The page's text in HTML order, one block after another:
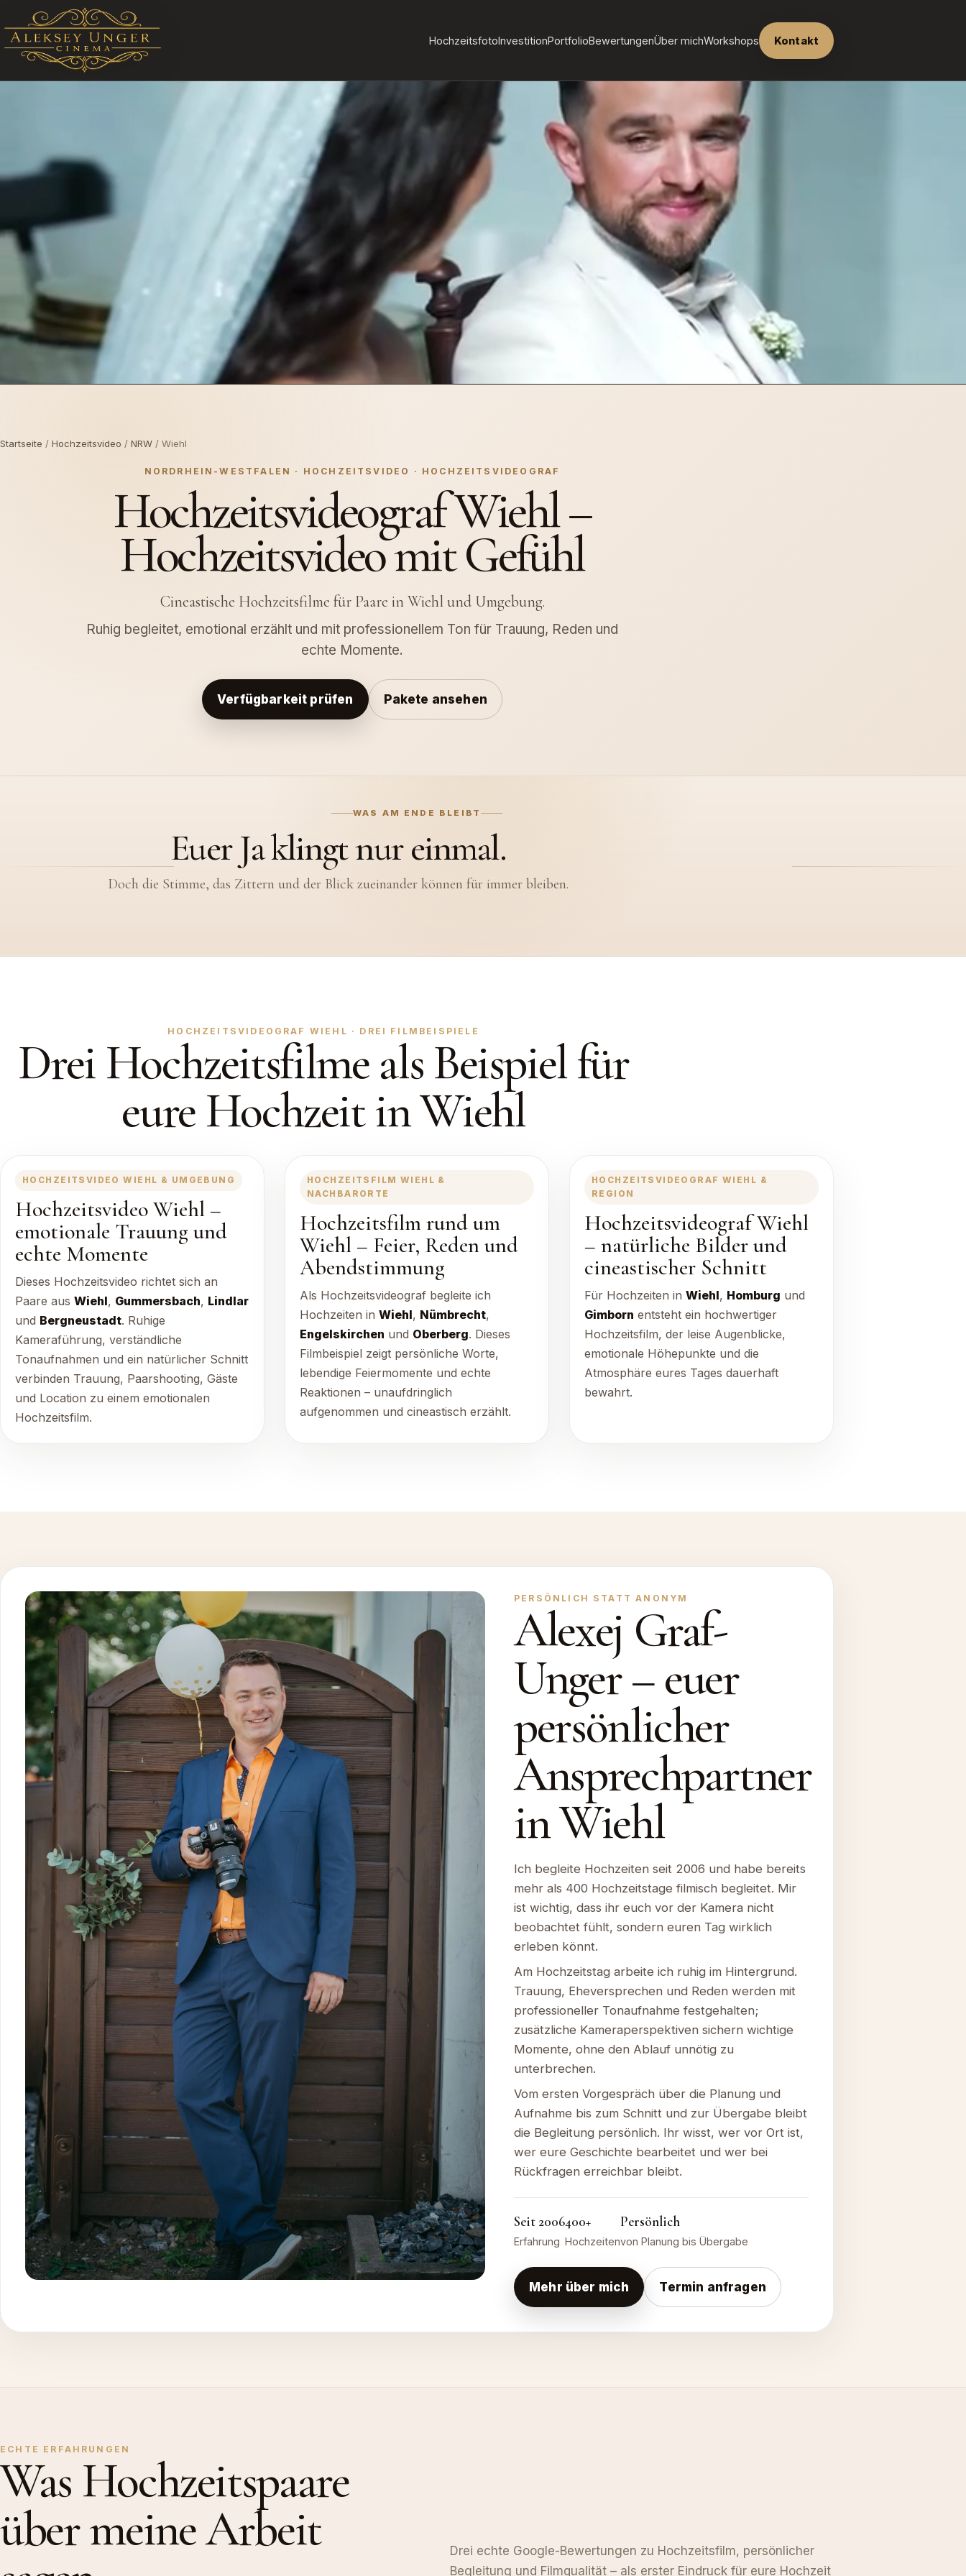
STARTSEITE ALEKSEY UNGER CINEMA HochzeitsfotoInvestitionPortfolioBewertungenÜber michWorkshops Kontakt
Startseite / Hochzeitsvideo / NRW / Wiehl
NORDRHEIN-WESTFALEN · HOCHZEITSVIDEO · HOCHZEITSVIDEOGRAF
Hochzeitsvideograf Wiehl –
Hochzeitsvideo mit Gefühl
Cineastische Hochzeitsfilme für Paare in Wiehl und Umgebung.
Ruhig begleitet, emotional erzählt und mit professionellem Ton für Trauung, Reden und
echte Momente.
Verfügbarkeit prüfen Pakete ansehen
WAS AM ENDE BLEIBT
Euer Ja klingt nur einmal.
Doch die Stimme, das Zittern und der Blick zueinander können für immer bleiben.
HOCHZEITSVIDEOGRAF WIEHL · DREI FILMBEISPIELE
Drei Hochzeitsfilme als Beispiel für
eure Hochzeit in Wiehl
HOCHZEITSVIDEO WIEHL & UMGEBUNG
Hochzeitsvideo Wiehl –
emotionale Trauung und
echte Momente
Dieses Hochzeitsvideo richtet sich an
Paare aus Wiehl, Gummersbach, Lindlar
und Bergneustadt. Ruhige
Kameraführung, verständliche
Tonaufnahmen und ein natürlicher Schnitt
verbinden Trauung, Paarshooting, Gäste
und Location zu einem emotionalen
Hochzeitsfilm.
HOCHZEITSFILM WIEHL &
NACHBARORTE
Hochzeitsfilm rund um
Wiehl – Feier, Reden und
Abendstimmung
Als Hochzeitsvideograf begleite ich
Hochzeiten in Wiehl, Nümbrecht,
Engelskirchen und Oberberg. Dieses
Filmbeispiel zeigt persönliche Worte,
lebendige Feiermomente und echte
Reaktionen – unaufdringlich
aufgenommen und cineastisch erzählt.
HOCHZEITSVIDEOGRAF WIEHL &
REGION
Hochzeitsvideograf Wiehl
– natürliche Bilder und
cineastischer Schnitt
Für Hochzeiten in Wiehl, Homburg und
Gimborn entsteht ein hochwertiger
Hochzeitsfilm, der leise Augenblicke,
emotionale Höhepunkte und die
Atmosphäre eures Tages dauerhaft
bewahrt.
PERSÖNLICH STATT ANONYM
Alexej Graf-
Unger – euer
persönlicher
Ansprechpartner
in Wiehl
Ich begleite Hochzeiten seit 2006 und habe bereits
mehr als 400 Hochzeitstage filmisch begleitet. Mir
ist wichtig, dass ihr euch vor der Kamera nicht
beobachtet fühlt, sondern euren Tag wirklich
erleben könnt.
Am Hochzeitstag arbeite ich ruhig im Hintergrund.
Trauung, Eheversprechen und Reden werden mit
professioneller Tonaufnahme festgehalten;
zusätzliche Kameraperspektiven sichern wichtige
Momente, ohne den Ablauf unnötig zu
unterbrechen.
Vom ersten Vorgespräch über die Planung und
Aufnahme bis zum Schnitt und zur Übergabe bleibt
die Begleitung persönlich. Ihr wisst, wer vor Ort ist,
wer eure Geschichte bearbeitet und wer bei
Rückfragen erreichbar bleibt.
Seit 2006
Erfahrung
400+
Hochzeiten
Persönlich
von Planung bis Übergabe
Mehr über mich Termin anfragen
ECHTE ERFAHRUNGEN
Was Hochzeitspaare
über meine Arbeit
Drei echte Google-Bewertungen zu Hochzeitsfilm, persönlicher
Begleitung und Filmqualität – als erster Eindruck für eure Hochzeit